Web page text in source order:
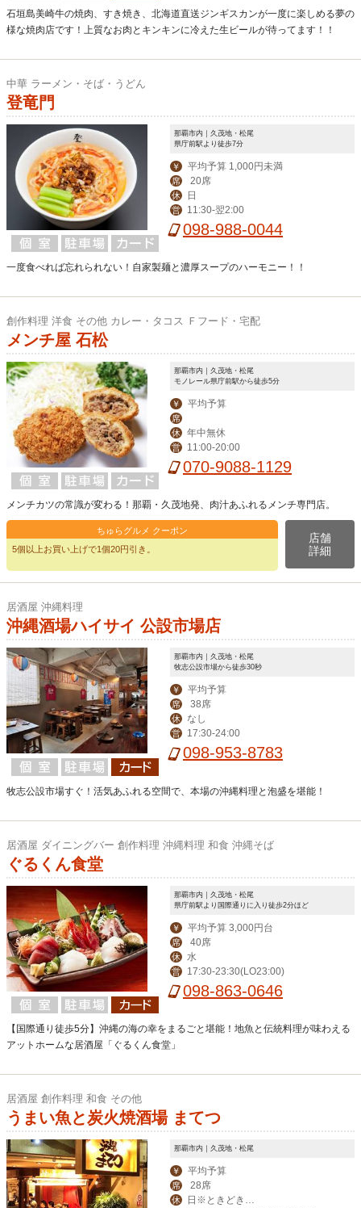
石垣島美崎牛の焼肉、すき焼き、北海道直送ジンギスカンが一度に楽しめる夢の
様な焼肉店です！上質なお肉とキンキンに冷えた生ビールが待ってます！！
中華 ラーメン・そば・うどん
登竜門
那覇市内｜久茂地・松尾
県庁前駅より徒歩7分
￥ 平均予算 1,000円未満
席 20席
休 日
営 11:30-翌2:00
098-988-0044
一度食べれば忘れられない！自家製麺と濃厚スープのハーモニー！！
創作料理 洋食 その他 カレー・タコス Ｆフード・宅配
メンチ屋 石松
那覇市内｜久茂地・松尾
モノレール県庁前駅から徒歩5分
￥ 平均予算
席
休
年中無休
営 11:00-20:00
070-9088-1129
メンチカツの常識が変わる！那覇・久茂地発、肉汁あふれるメンチ専門店。
ちゅらグルメ クーポン
5個以上お買い上げで1個20円引き。
店舗
詳細
居酒屋 沖縄料理
沖縄酒場ハイサイ 公設市場店
那覇市内｜久茂地・松尾
牧志公設市場から徒歩30秒
￥ 平均予算
席 38席
休 なし
営 17:30-24:00
098-953-8783
牧志公設市場すぐ！活気あふれる空間で、本場の沖縄料理と泡盛を堪能！
居酒屋 ダイニングバー 創作料理 沖縄料理 和食 沖縄そば
ぐるくん食堂
那覇市内｜久茂地・松尾
県庁前駅より国際通りに入り徒歩2分ほど
￥ 平均予算 3,000円台
席 40席
休 水
営 17:30-23:30(LO23:00)
098-863-0646
【国際通り徒歩5分】沖縄の海の幸をまるごと堪能！地魚と伝統料理が味わえる
アットホームな居酒屋「ぐるくん食堂」
居酒屋 創作料理 和食 その他
うまい魚と炭火焼酒場 まてつ
那覇市内｜久茂地・松尾
￥ 平均予算
席 28席
休